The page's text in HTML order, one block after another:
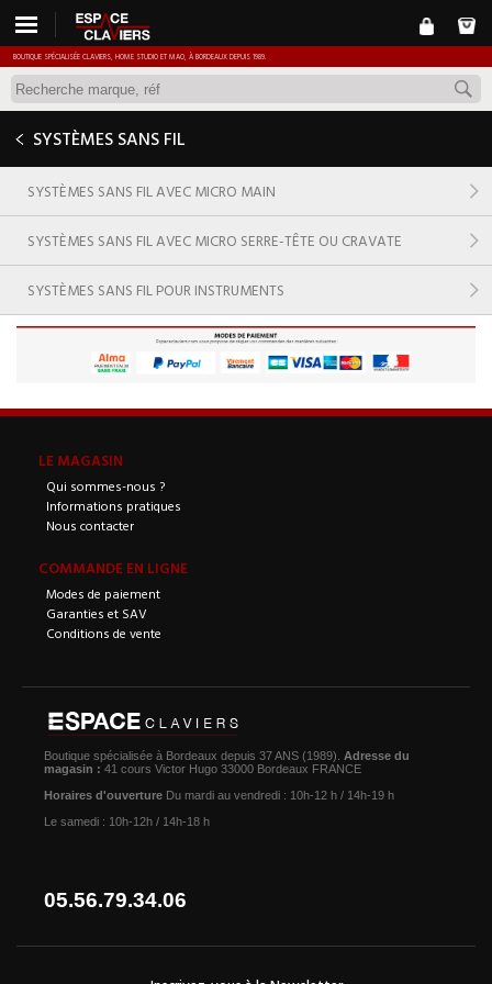
BOUTIQUE SPÉCIALISÉE CLAVIERS, HOME STUDIO ET MAO, À BORDEAUX DEPUIS 1989.
SYSTÈMES SANS FIL
SYSTÈMES SANS FIL AVEC MICRO MAIN
SYSTÈMES SANS FIL AVEC MICRO SERRE-TÊTE OU CRAVATE
SYSTÈMES SANS FIL POUR INSTRUMENTS
LE MAGASIN
Qui sommes-nous ?
Informations pratiques
Nous contacter
COMMANDE EN LIGNE
Modes de paiement
Garanties et SAV
Conditions de vente
Boutique spécialisée à Bordeaux depuis 37 ANS (1989). Adresse du
magasin : 41 cours Victor Hugo 33000 Bordeaux FRANCE
Horaires d'ouverture Du mardi au vendredi : 10h-12 h / 14h-19 h
Le samedi : 10h-12h / 14h-18 h
05.56.79.34.06